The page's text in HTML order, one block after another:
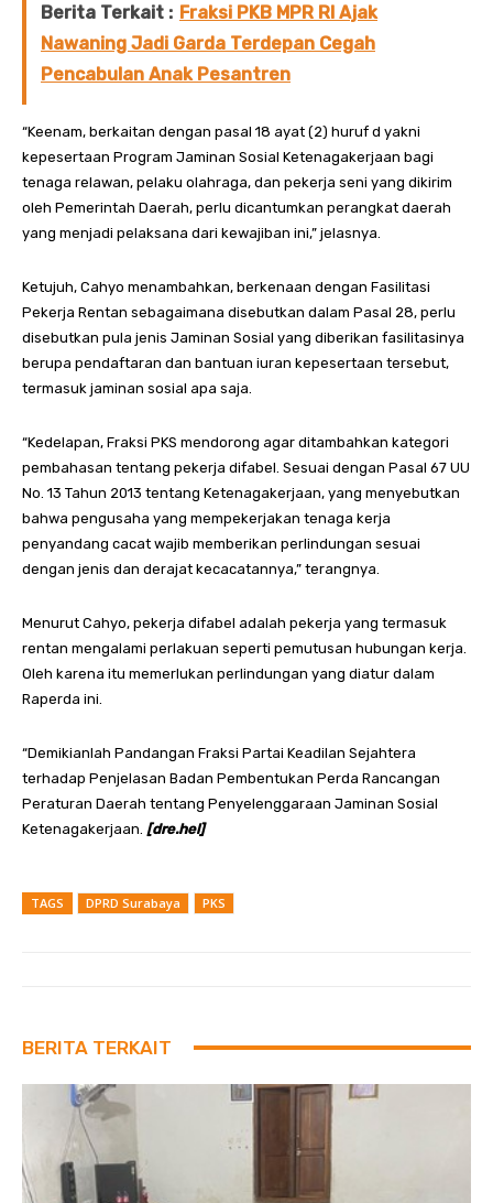
Berita Terkait : Fraksi PKB MPR RI Ajak
Nawaning Jadi Garda Terdepan Cegah
Pencabulan Anak Pesantren
“Keenam, berkaitan dengan pasal 18 ayat (2) huruf d yakni
kepesertaan Program Jaminan Sosial Ketenagakerjaan bagi
tenaga relawan, pelaku olahraga, dan pekerja seni yang dikirim
oleh Pemerintah Daerah, perlu dicantumkan perangkat daerah
yang menjadi pelaksana dari kewajiban ini,” jelasnya.
Ketujuh, Cahyo menambahkan, berkenaan dengan Fasilitasi
Pekerja Rentan sebagaimana disebutkan dalam Pasal 28, perlu
disebutkan pula jenis Jaminan Sosial yang diberikan fasilitasinya
berupa pendaftaran dan bantuan iuran kepesertaan tersebut,
termasuk jaminan sosial apa saja.
“Kedelapan, Fraksi PKS mendorong agar ditambahkan kategori
pembahasan tentang pekerja difabel. Sesuai dengan Pasal 67 UU
No. 13 Tahun 2013 tentang Ketenagakerjaan, yang menyebutkan
bahwa pengusaha yang mempekerjakan tenaga kerja
penyandang cacat wajib memberikan perlindungan sesuai
dengan jenis dan derajat kecacatannya,” terangnya.
Menurut Cahyo, pekerja difabel adalah pekerja yang termasuk
rentan mengalami perlakuan seperti pemutusan hubungan kerja.
Oleh karena itu memerlukan perlindungan yang diatur dalam
Raperda ini.
“Demikianlah Pandangan Fraksi Partai Keadilan Sejahtera
terhadap Penjelasan Badan Pembentukan Perda Rancangan
Peraturan Daerah tentang Penyelenggaraan Jaminan Sosial
Ketenagakerjaan. [dre.hel]
TAGS DPRD Surabaya PKS
BERITA TERKAIT